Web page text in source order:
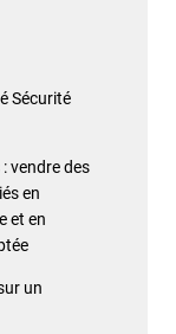
Sécurité
vendre des
en
et en
un